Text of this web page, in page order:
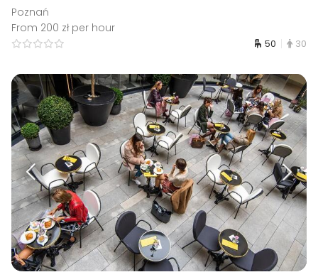
Poznań
From 200 zł per hour
50 30